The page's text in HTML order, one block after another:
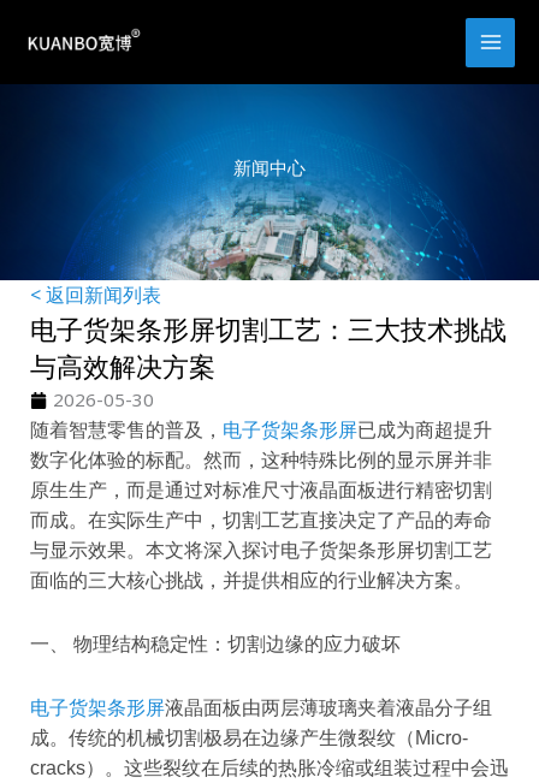
新闻中心
< 返回新闻列表
电子货架条形屏切割工艺：三大技术挑战
与高效解决方案
2026-05-30
随着智慧零售的普及， 电子货架条形屏已成为商超提升
数字化体验的标配。然而，这种特殊比例的显示屏并非
原生生产，而是通过对标准尺寸液晶面板进行精密切割
而成。在实际生产中，切割工艺直接决定了产品的寿命
与显示效果。本文将深入探讨电子货架条形屏切割工艺
面临的三大核心挑战，并提供相应的行业解决方案。
一、 物理结构稳定性：切割边缘的应力破坏
电子货架条形屏液晶面板由两层薄玻璃夹着液晶分子组
成。传统的机械切割极易在边缘产生微裂纹（Micro-
cracks）。这些裂纹在后续的热胀冷缩或组装过程中会迅